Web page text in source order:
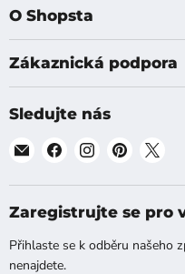
O Shopsta
Zákaznická podpora
Sledujte nás
Najděte
na
[email]
Najděte
na
Facebook
Najděte
na
Instagram
Najděte
na
Pinterest
na
X
Zaregistrujte se pro
Přihlaste se k odběru našeho
nenajdete.